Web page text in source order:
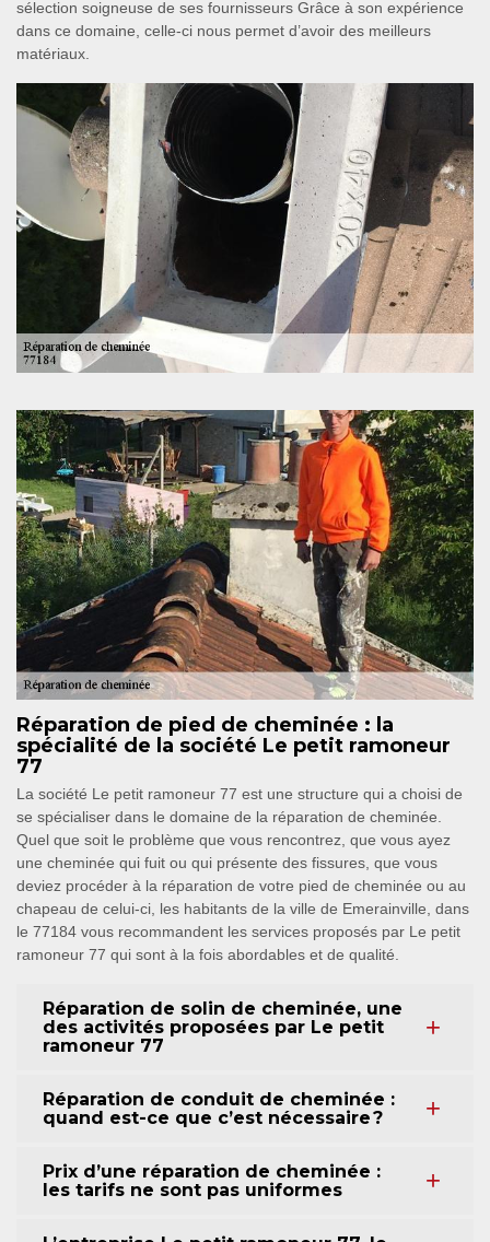
sélection soigneuse de ses fournisseurs Grâce à son expérience
dans ce domaine, celle-ci nous permet d’avoir des meilleurs
matériaux.
Réparation de pied de cheminée : la
spécialité de la société Le petit ramoneur
77
La société Le petit ramoneur 77 est une structure qui a choisi de
se spécialiser dans le domaine de la réparation de cheminée.
Quel que soit le problème que vous rencontrez, que vous ayez
une cheminée qui fuit ou qui présente des fissures, que vous
deviez procéder à la réparation de votre pied de cheminée ou au
chapeau de celui-ci, les habitants de la ville de Emerainville, dans
le 77184 vous recommandent les services proposés par Le petit
ramoneur 77 qui sont à la fois abordables et de qualité.
Réparation de solin de cheminée, une
des activités proposées par Le petit
ramoneur 77
Réparation de conduit de cheminée :
quand est-ce que c’est nécessaire ?
Prix d’une réparation de cheminée :
les tarifs ne sont pas uniformes